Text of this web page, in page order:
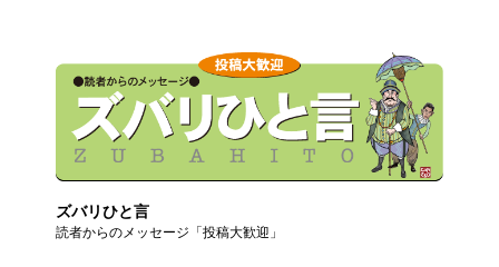
ズバリひと言
読者からのメッセージ「投稿大歓迎」